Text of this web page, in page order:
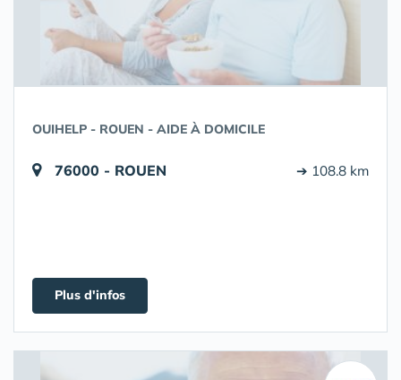
OUIHELP - ROUEN - AIDE À DOMICILE
76000 - ROUEN ➔ 108.8 km
Plus d'infos